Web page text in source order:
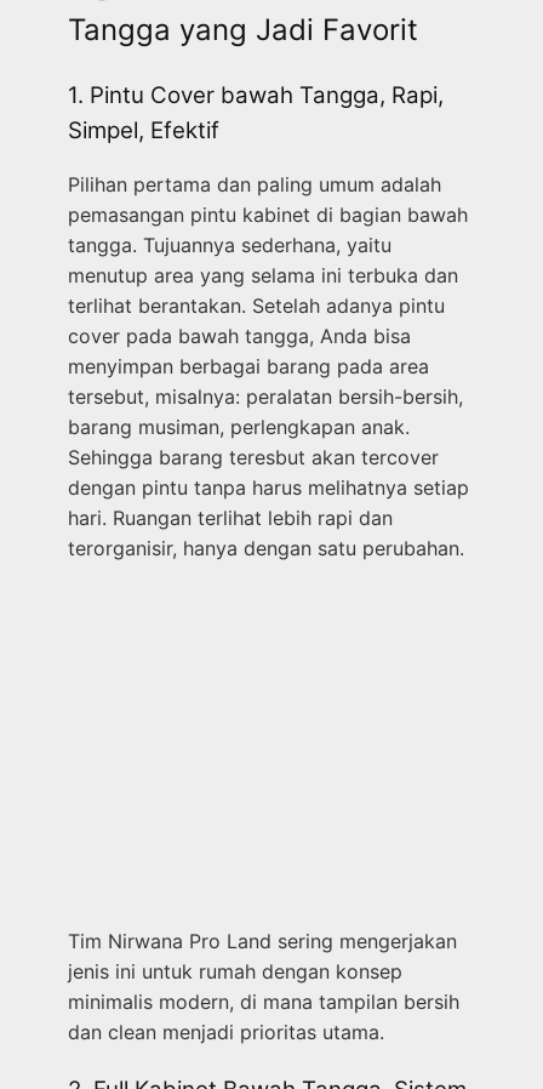
Tangga yang Jadi Favorit
1. Pintu Cover bawah Tangga, Rapi,
Simpel, Efektif
Pilihan pertama dan paling umum adalah
pemasangan pintu kabinet di bagian bawah
tangga. Tujuannya sederhana, yaitu
menutup area yang selama ini terbuka dan
terlihat berantakan. Setelah adanya pintu
cover pada bawah tangga, Anda bisa
menyimpan berbagai barang pada area
tersebut, misalnya: peralatan bersih-bersih,
barang musiman, perlengkapan anak.
Sehingga barang teresbut akan tercover
dengan pintu tanpa harus melihatnya setiap
hari. Ruangan terlihat lebih rapi dan
terorganisir, hanya dengan satu perubahan.
Tim Nirwana Pro Land sering mengerjakan
jenis ini untuk rumah dengan konsep
minimalis modern, di mana tampilan bersih
dan clean menjadi prioritas utama.